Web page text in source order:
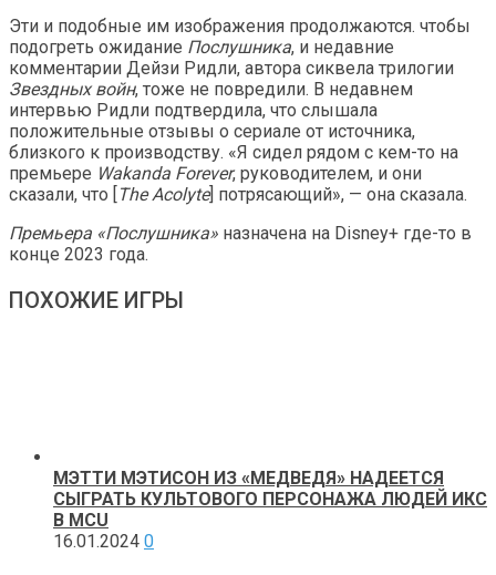
Эти и подобные им изображения продолжаются. чтобы
подогреть ожидание Послушника, и недавние
комментарии Дейзи Ридли, автора сиквела трилогии
Звездных войн, тоже не повредили. В недавнем
интервью Ридли подтвердила, что слышала
положительные отзывы о сериале от источника,
близкого к производству. «Я сидел рядом с кем-то на
премьере Wakanda Forever, руководителем, и они
сказали, что [The Acolyte] потрясающий», — она сказала.
Премьера «Послушника» назначена на Disney+ где-то в
конце 2023 года.
ПОХОЖИЕ ИГРЫ
МЭТТИ МЭТИСОН ИЗ «МЕДВЕДЯ» НАДЕЕТСЯ
СЫГРАТЬ КУЛЬТОВОГО ПЕРСОНАЖА ЛЮДЕЙ ИКС
В MCU
16.01.2024 0